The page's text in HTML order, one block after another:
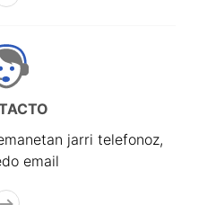
jarri telefonoz,
email